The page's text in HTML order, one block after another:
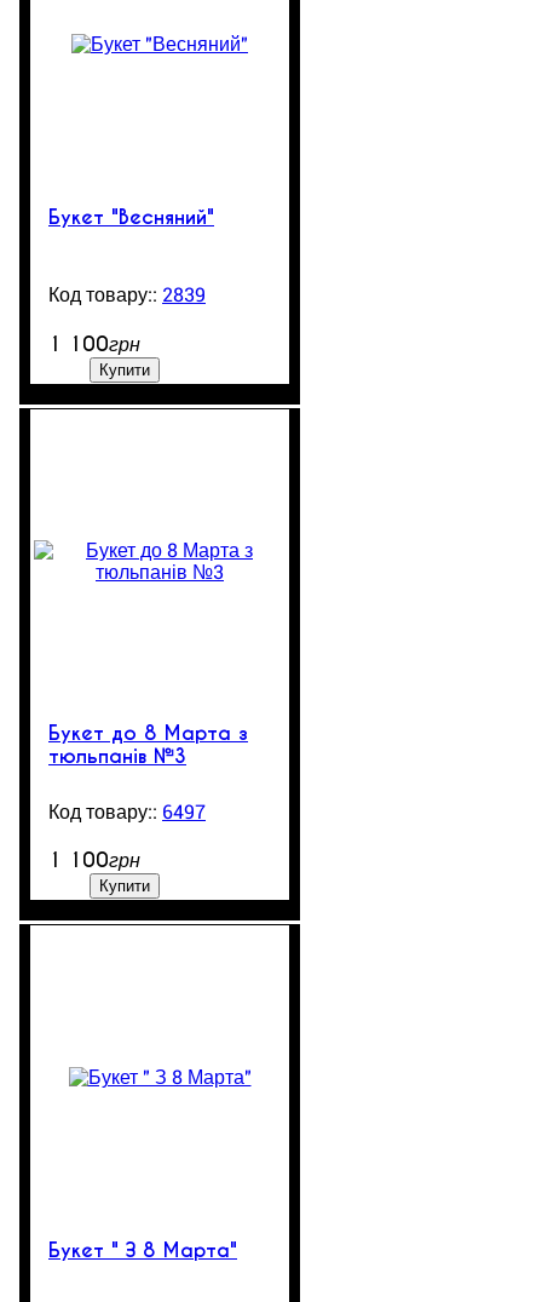
Букет "Весняний"
2839
1 100грн
Купити
Букет до 8 Марта з
тюльпанів №3
6497
1 100грн
Купити
Букет " З 8 Марта"